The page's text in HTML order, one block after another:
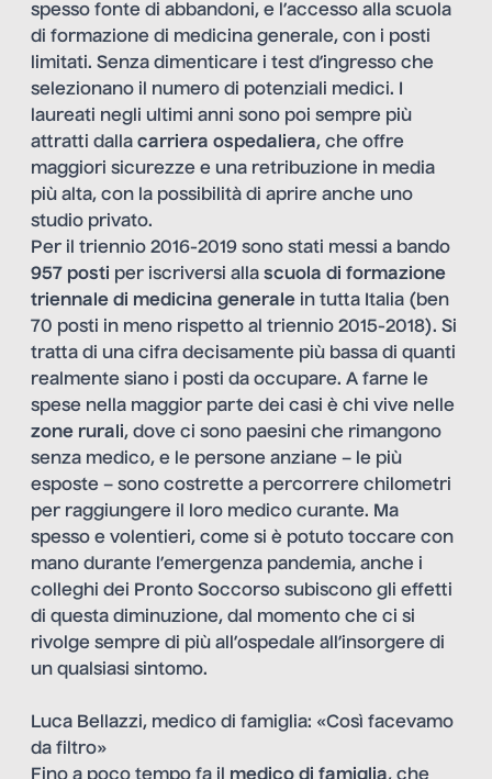
spesso fonte di abbandoni, e l’accesso alla scuola
di formazione di medicina generale, con i posti
limitati. Senza dimenticare i test d’ingresso che
selezionano il numero di potenziali medici. I
laureati negli ultimi anni sono poi sempre più
attratti dalla carriera ospedaliera, che offre
maggiori sicurezze e una retribuzione in media
più alta, con la possibilità di aprire anche uno
studio privato.
Per il triennio 2016-2019 sono stati messi a bando
957 posti per iscriversi alla scuola di formazione
triennale di medicina generale in tutta Italia (ben
70 posti in meno rispetto al triennio 2015-2018). Si
tratta di una cifra decisamente più bassa di quanti
realmente siano i posti da occupare. A farne le
spese nella maggior parte dei casi è chi vive nelle
zone rurali, dove ci sono paesini che rimangono
senza medico, e le persone anziane – le più
esposte – sono costrette a percorrere chilometri
per raggiungere il loro medico curante. Ma
spesso e volentieri, come si è potuto toccare con
mano durante l’emergenza pandemia, anche i
colleghi dei Pronto Soccorso subiscono gli effetti
di questa diminuzione, dal momento che ci si
rivolge sempre di più all’ospedale all’insorgere di
un qualsiasi sintomo.
Luca Bellazzi, medico di famiglia: «Così facevamo
da filtro»